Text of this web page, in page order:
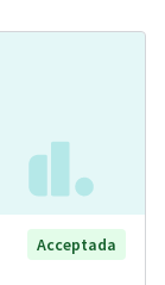
Acceptada